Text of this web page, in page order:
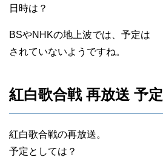
日時は？
BSやNHKの地上波では、予定は
されていないようですね。
紅白歌合戦 再放送 予定
紅白歌合戦の再放送。
予定としては？